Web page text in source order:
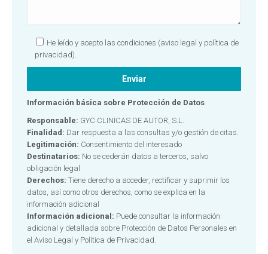
He leído y acepto las condiciones (aviso legal y política de
privacidad).
Información básica sobre Protección de Datos
Responsable: GYC CLINICAS DE AUTOR, S.L.
Finalidad: Dar respuesta a las consultas y/o gestión de citas.
Legitimación: Consentimiento del interesado
Destinatarios: No se cederán datos a terceros, salvo
obligación legal
Derechos: Tiene derecho a acceder, rectificar y suprimir los
datos, así como otros derechos, como se explica en la
información adicional
Información adicional: Puede consultar la información
adicional y detallada sobre Protección de Datos Personales en
el Aviso Legal y Política de Privacidad.